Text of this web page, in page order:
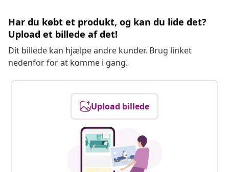
Har du købt et produkt, og kan du lide det?
Upload et billede af det!
Dit billede kan hjælpe andre kunder. Brug linket
nedenfor for at komme i gang.
Upload billede